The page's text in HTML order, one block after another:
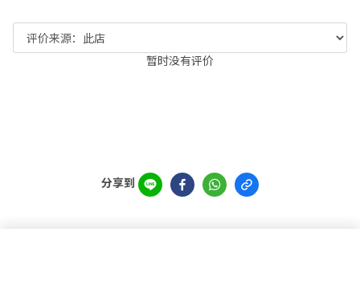
暂时没有评价
分享到